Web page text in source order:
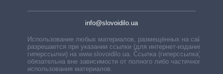
info@slovoidilo.ua
Использование любых материалов, размещённых на сайте,
разрешается при указании ссылки (для интернет-изданий —
гиперссылки) на www.slovoidilo.ua. Ссылка (гиперссылка)
обязательна вне зависимости от полного либо частичного
использования материалов.